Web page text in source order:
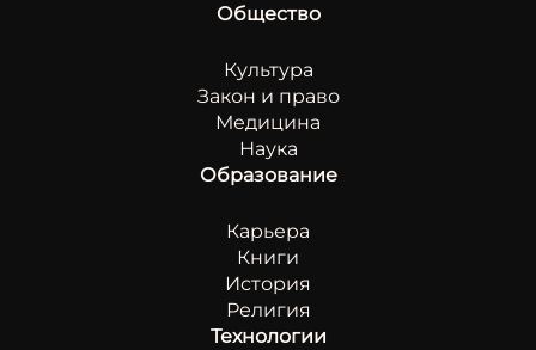
Общество
Культура
Закон и право
Медицина
Наука
Образование
Карьера
Книги
История
Религия
Технологии